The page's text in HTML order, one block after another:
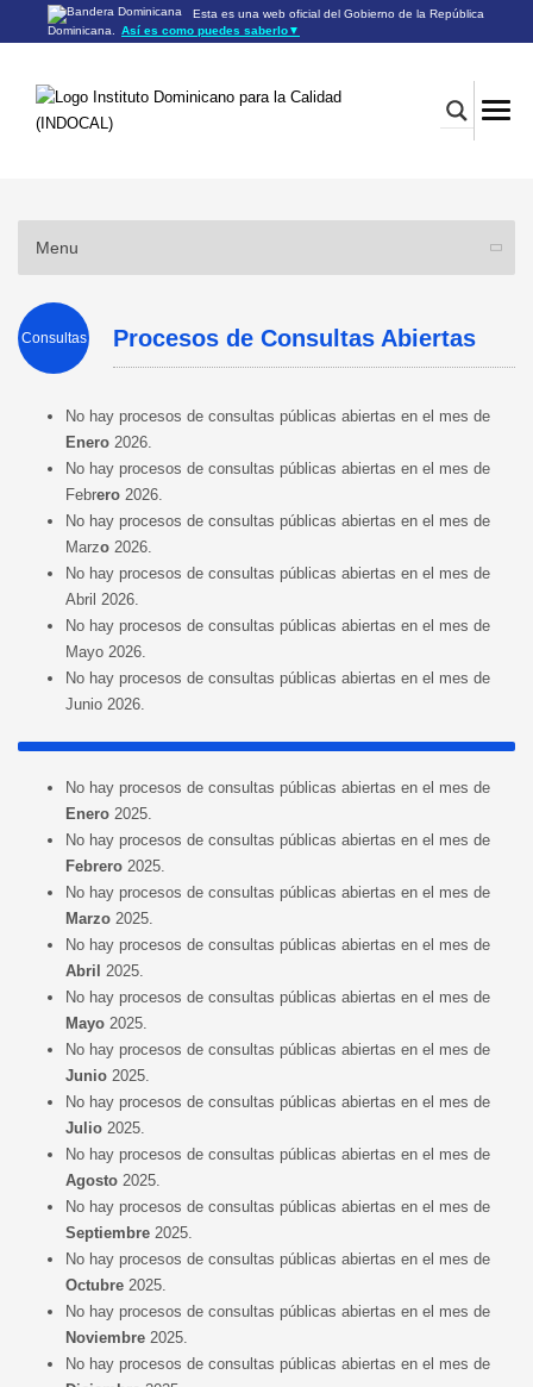
Esta es una web oficial del Gobierno de la República
Dominicana.
Así es como puedes saberlo▼
Los sitios web oficiales utilizan .gob.do o .gov.do
Los sitios web oficiales .gob.do o .gov.do seguros utilizan
HTTPS
Menu
Consultas Procesos de Consultas Abiertas
No hay procesos de consultas públicas abiertas en el mes de
Enero 2026.
No hay procesos de consultas públicas abiertas en el mes de
Febrero 2026.
No hay procesos de consultas públicas abiertas en el mes de
Marzo 2026.
No hay procesos de consultas públicas abiertas en el mes de
Abril 2026.
No hay procesos de consultas públicas abiertas en el mes de
Mayo 2026.
No hay procesos de consultas públicas abiertas en el mes de
Junio 2026.
No hay procesos de consultas públicas abiertas en el mes de
Enero 2025.
No hay procesos de consultas públicas abiertas en el mes de
Febrero 2025.
No hay procesos de consultas públicas abiertas en el mes de
Marzo 2025.
No hay procesos de consultas públicas abiertas en el mes de
Abril 2025.
No hay procesos de consultas públicas abiertas en el mes de
Mayo 2025.
No hay procesos de consultas públicas abiertas en el mes de
Junio 2025.
No hay procesos de consultas públicas abiertas en el mes de
Julio 2025.
No hay procesos de consultas públicas abiertas en el mes de
Agosto 2025.
No hay procesos de consultas públicas abiertas en el mes de
Septiembre 2025.
No hay procesos de consultas públicas abiertas en el mes de
Octubre 2025.
No hay procesos de consultas públicas abiertas en el mes de
Noviembre 2025.
No hay procesos de consultas públicas abiertas en el mes de